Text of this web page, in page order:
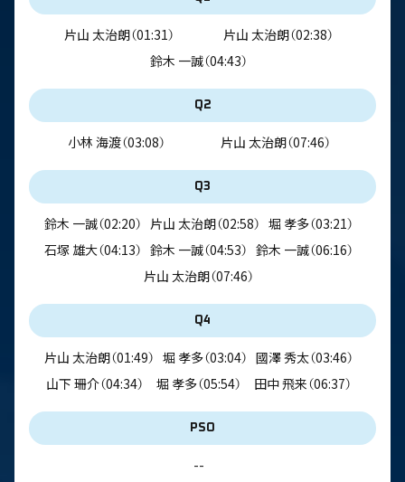
片山 太治朗（01:31） 片山 太治朗（02:38）
鈴木 一誠（04:43）
Q2
小林 海渡（03:08） 片山 太治朗（07:46）
Q3
鈴木 一誠（02:20） 片山 太治朗（02:58） 堀 孝多（03:21）
石塚 雄大（04:13） 鈴木 一誠（04:53） 鈴木 一誠（06:16）
片山 太治朗（07:46）
Q4
片山 太治朗（01:49） 堀 孝多（03:04） 國澤 秀太（03:46）
山下 珊介（04:34） 堀 孝多（05:54） 田中 飛来（06:37）
PSO
--